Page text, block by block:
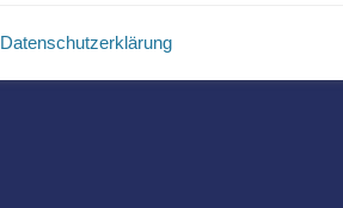
Datenschutzerklärung